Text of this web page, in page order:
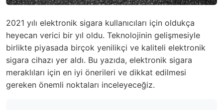
2021 yılı elektronik sigara kullanıcıları için oldukça
heyecan verici bir yıl oldu. Teknolojinin gelişmesiyle
birlikte piyasada birçok yenilikçi ve kaliteli elektronik
sigara cihazı yer aldı. Bu yazıda, elektronik sigara
meraklıları için en iyi önerileri ve dikkat edilmesi
gereken önemli noktaları inceleyeceğiz.